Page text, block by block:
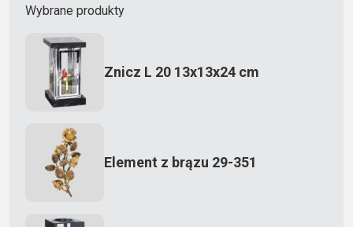
Wybrane produkty
Znicz L 20 13x13x24 cm
Element z brązu 29-351